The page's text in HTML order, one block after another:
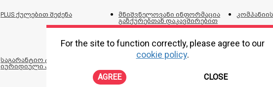
PLUS ქულებით შეძენა მნიშვნელოვანი ინფორმაცია
გაზქურებთან დაკავშირებით
და
საგარანტიო ტალონი
იურიდიული პირებისთვის
პროდუქციის შეკეთების,
პოლიტიკა
ონლაინ
For the site to function correctly, please agree to our
cookie policy.
AGREE CLOSE